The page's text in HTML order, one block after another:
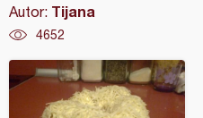
Autor: Tijana
4652